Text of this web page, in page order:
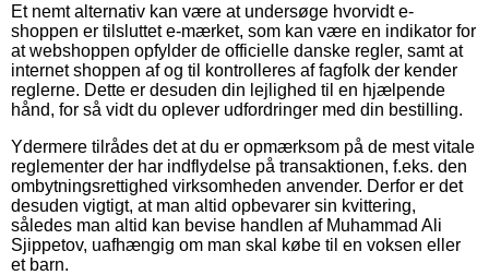
Et nemt alternativ kan være at undersøge hvorvidt e-
shoppen er tilsluttet e-mærket, som kan være en indikator for
at webshoppen opfylder de officielle danske regler, samt at
internet shoppen af og til kontrolleres af fagfolk der kender
reglerne. Dette er desuden din lejlighed til en hjælpende
hånd, for så vidt du oplever udfordringer med din bestilling.
Ydermere tilrådes det at du er opmærksom på de mest vitale
reglementer der har indflydelse på transaktionen, f.eks. den
ombytningsrettighed virksomheden anvender. Derfor er det
desuden vigtigt, at man altid opbevarer sin kvittering,
således man altid kan bevise handlen af Muhammad Ali
Sjippetov, uafhængig om man skal købe til en voksen eller
et barn.